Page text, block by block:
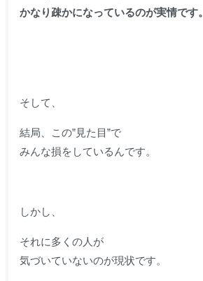
かなり疎かになっているのが実情です。
そして、
結局、この”見た目”で
みんな損をしているんです。
しかし、
それに多くの人が
気づいていないのが現状です。